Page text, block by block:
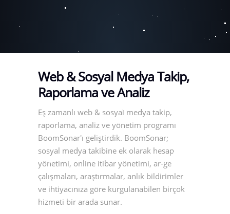
Web & Sosyal Medya Takip,
Raporlama ve Analiz
Eş zamanlı web & sosyal medya takip,
raporlama, analiz ve yönetim programı
BoomSonar'ı geliştirdik. BoomSonar;
sosyal medya takibine ek olarak hesap
yönetimi, online itibar yönetimi, ar-ge
çalışmaları, araştırmalar, anlık bildirimler
ve ihtiyacınıza göre kurgulanabilen birçok
hizmeti bir arada sunar.